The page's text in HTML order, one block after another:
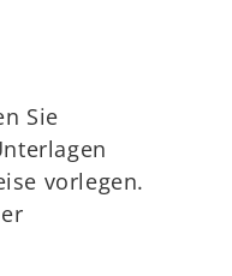
Sie
vorlegen.